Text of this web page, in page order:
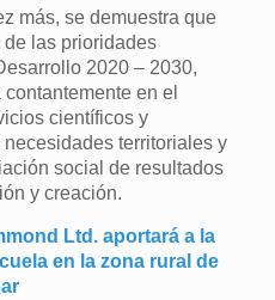
más, se demuestra que
las prioridades
2020 – 2030,
en el
científicos y
territoriales y
social de resultados
y creación.
Ltd. aportará a la
en la zona rural de